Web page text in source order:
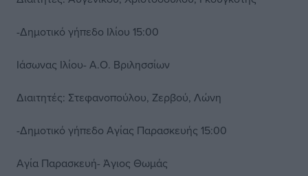
-Δημοτικό γήπεδο Ιλίου 15:00
Ιάσωνας Ιλίου- Α.Ο. Βριλησσίων
Διαιτητές: Στεφανοπούλου, Ζερβού, Λώνη
-Δημοτικό γήπεδο Αγίας Παρασκευής 15:00
Αγία Παρασκευή- Άγιος Θωμάς